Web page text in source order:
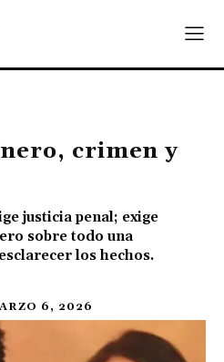
crimen y
justicia penal; exige
sobre todo una
los hechos.
6, 2026